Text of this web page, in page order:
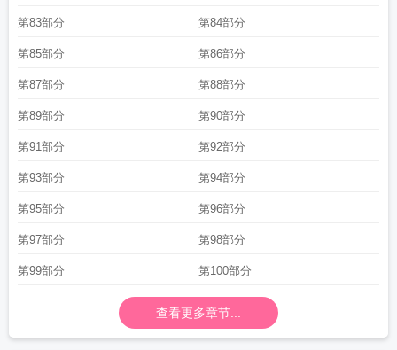
第83部分 第84部分
第85部分 第86部分
第87部分 第88部分
第89部分 第90部分
第91部分 第92部分
第93部分 第94部分
第95部分 第96部分
第97部分 第98部分
第99部分 第100部分
查看更多章节...